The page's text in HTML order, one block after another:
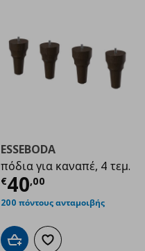
€ 20,00
ESSEBODA
πόδια για καναπέ, 4 τεμ.
€40,00
Τρέχουσα
200 πόντους ανταμοιβής
Προσθήκη στο καλάθι
Προσθήκη στα